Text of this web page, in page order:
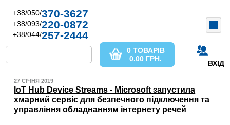
+38/050/370-3627
+38/093/220-0872
+38/044/257-2444
ВХІД
0 ТОВАРІВ
0.00 ГРН.
27 СІЧНЯ 2019
IoT Hub Device Streams - Microsoft запустила
хмарний сервіс для безпечного підключення та
управління обладнанням інтернету речей